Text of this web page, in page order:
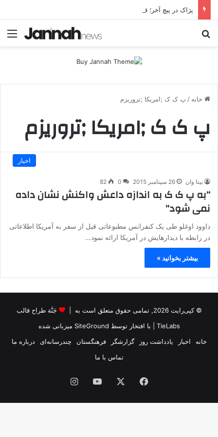
خانه / پ ک ک ;امریکا ;تروریزم
پ ک ک ;امریکا ;تروریزم
اخبار
بیتا وان 26 سپتامبر 2015 0
82
“به پ ک ک به اندازه داعش واکنش نشان داده
نمی شود”
داوود اوغلو طی یک کنفرانس مطبوعاتی قبل از سفر به آمریکا اطلاعاتی
در رابطه با دیدارهایش در آمریکا ارائه نمود…
بیشتر بخوانید »
© کپی‌رایت 2026, تمامی حقوق متعلق است به |
جَنَّة طراح قالب
TieLabs | با افتخار توسط SiteGround میزبانی شده
خانه
اخبار یادداشت روز گزارشگر فرهنگستان چندرسانه‌ای
درباره ما
تماس با ما
فیس
بوک
یوتیوب